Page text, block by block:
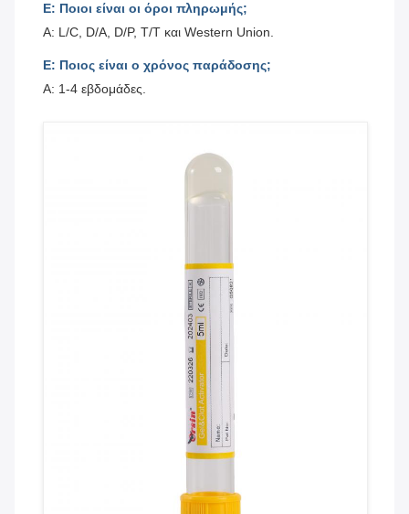
Ε: Ποιοι είναι οι όροι πληρωμής;
Α: L/C, D/A, D/P, T/T και Western Union.
Ε: Ποιος είναι ο χρόνος παράδοσης;
Α: 1-4 εβδομάδες.